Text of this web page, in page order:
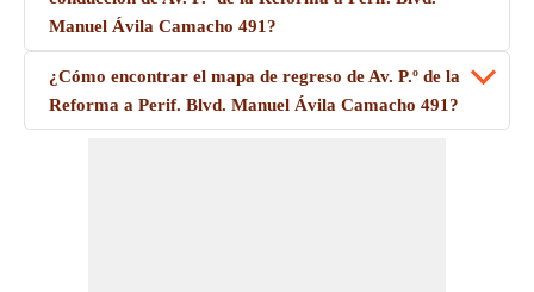
Manuel Ávila Camacho 491?
¿Cómo encontrar el mapa de regreso de Av. P.º de la
Reforma a Perif. Blvd. Manuel Ávila Camacho 491?